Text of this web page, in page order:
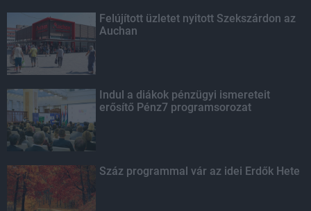
Felújított üzletet nyitott Szekszárdon az
Auchan
Indul a diákok pénzügyi ismereteit
erősítő Pénz7 programsorozat
Száz programmal vár az idei Erdők Hete